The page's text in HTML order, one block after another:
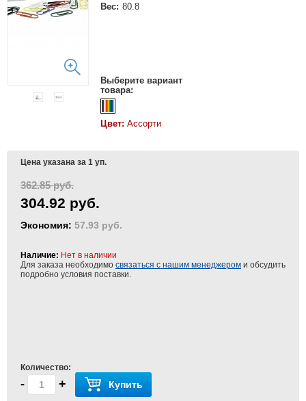
Вес: 80.8
Выберите вариант
товара:
Цвет: Ассорти
Цена указана за 1 уп.
362.85 руб.
304.92 руб.
Экономия: 57.93 руб.
Наличие: Нет в наличии
Для заказа необходимо связаться с нашим менеджером и обсудить
подробно условия поставки.
Количество:
- + Купить